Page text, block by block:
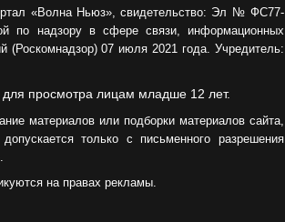
«Волна Ньюз», свидетельство: Эл № ФС77-
по надзору в сфере связи, информационных
(Роскомнадзор) 07 июля 2021 года. Учредитель:
просмотра лицам младше 12 лет.
материалов или подборки материалов сайта,
только с письменного разрешения
на правах рекламы.